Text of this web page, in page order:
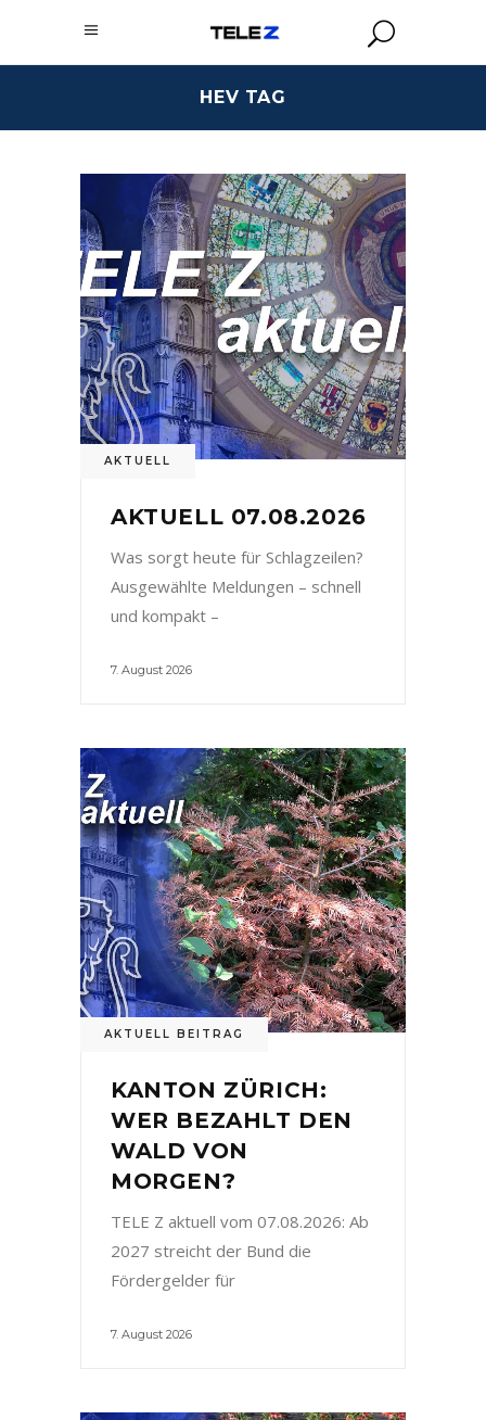
HEV TAG
AKTUELL
AKTUELL 07.08.2026
Was sorgt heute für Schlagzeilen?
Ausgewählte Meldungen – schnell
und kompakt –
7. August 2026
AKTUELL BEITRAG
KANTON ZÜRICH:
WER BEZAHLT DEN
WALD VON
MORGEN?
TELE Z aktuell vom 07.08.2026: Ab
2027 streicht der Bund die
Fördergelder für
7. August 2026